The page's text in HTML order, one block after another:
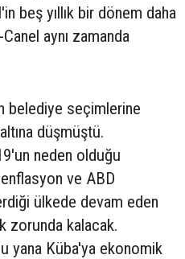
beş yıllık bir dönem daha
aynı zamanda
belediye seçimlerine
düşmüştü.
neden olduğu
enflasyon ve ABD
ülkede devam eden
zorunda kalacak.
yana Küba'ya ekonomik